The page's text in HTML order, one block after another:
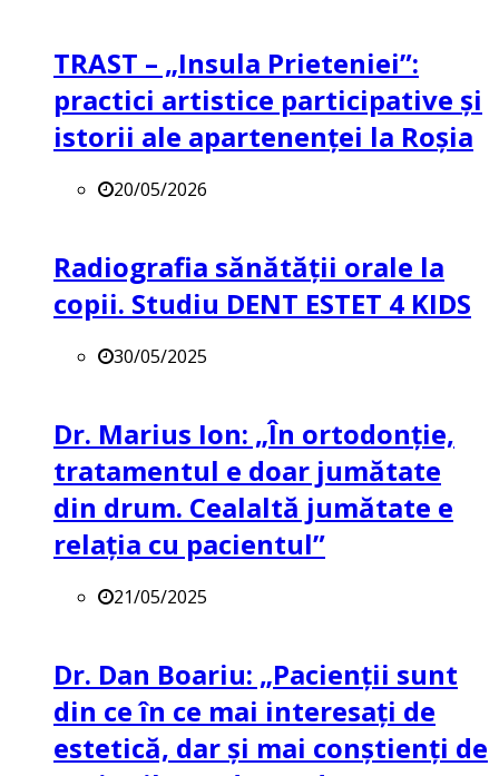
TRAST – „Insula Prieteniei”:
practici artistice participative și
istorii ale apartenenței la Roșia
20/05/2026
Radiografia sănătății orale la
copii. Studiu DENT ESTET 4 KIDS
30/05/2025
Dr. Marius Ion: „În ortodonție,
tratamentul e doar jumătate
din drum. Cealaltă jumătate e
relația cu pacientul”
21/05/2025
Dr. Dan Boariu: „Pacienții sunt
din ce în ce mai interesați de
estetică, dar și mai conștienți de